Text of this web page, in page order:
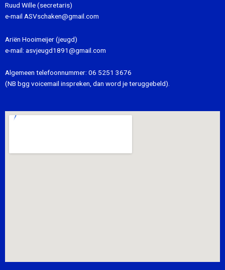
Ruud Wille (secretaris)
e-mail ASVschaken@gmail.com
Ariën Hooimeijer (jeugd)
e-mail: asvjeugd1891@gmail.com
Algemeen telefoonnummer: 06 5251 3676
(NB bgg voicemail inspreken, dan word je teruggebeld).